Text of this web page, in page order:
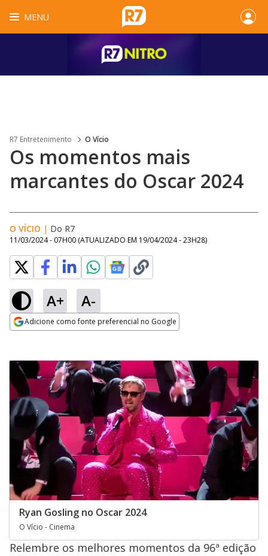
MENU
R7 Entretenimento O Vício
Os momentos mais
marcantes do Oscar 2024
O VÍCIO | Do R7
11/03/2024 - 07H00 (ATUALIZADO EM 19/04/2024 - 23H28)
A+ A-
Adicione como fonte preferencial no Google
Ryan Gosling no Oscar 2024
O Vício - Cinema
Relembre os melhores momentos da 96ª edição